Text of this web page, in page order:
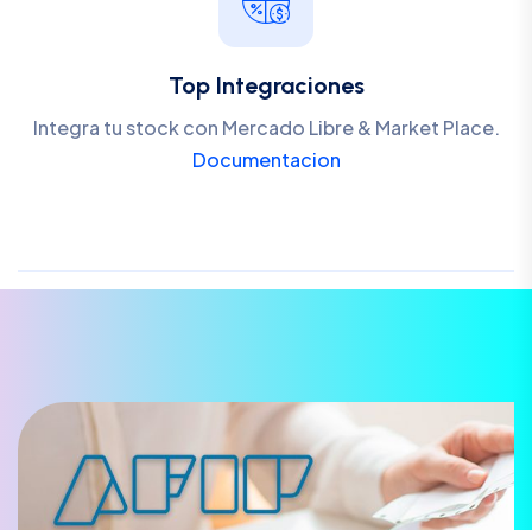
Top Integraciones
Integra tu stock con Mercado Libre & Market Place.
Documentacion